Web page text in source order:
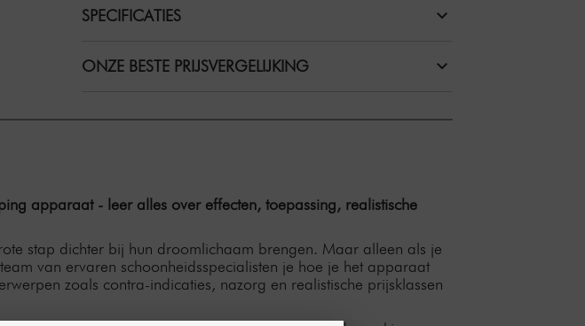
SPECIFICATIES
ONZE BESTE PRIJSVERGELIJKING
apparaat - leer alles over effecten, toepassing, realistische
stap dichter bij hun droomlichaam brengen. Maar alleen als je
van ervaren schoonheidsspecialisten je hoe je het apparaat
zoals contra-indicaties, nazorg en realistische prijsklassen